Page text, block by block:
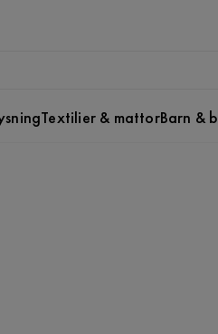
Textilier & mattorBarn &